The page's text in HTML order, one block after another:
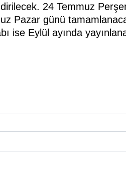
24 Temmuz
Pazar günü
ise Eylül ayında